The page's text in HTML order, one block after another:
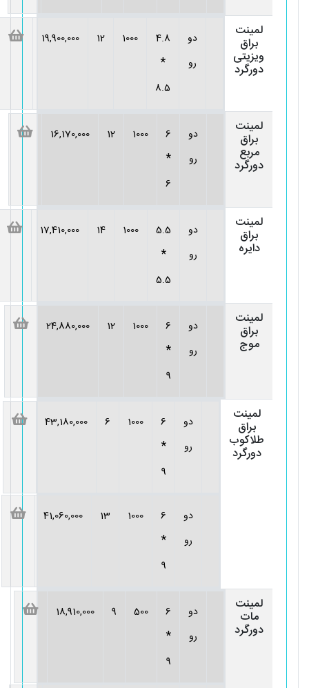
لمینت
براق
ویزیتی
دورگرد
دو
رو
4.8
*
8.5
1000
12
19,900,000
لمینت
براق
مربع
دورگرد
دو
رو
6
*
6
1000
12
16,170,000
لمینت
براق
دایره
دو
رو
5.5
*
5.5
1000
14
17,410,000
لمینت
براق
موج
دو
رو
6
*
9
1000
12
24,880,000
لمینت
براق
طلاکوب
دورگرد
دو
رو
6
*
9
1000
6
43,180,000
دو
رو
6
*
9
1000
13
41,060,000
لمینت
مات
دورگرد
دو
رو
6
*
9
500
9
18,910,000